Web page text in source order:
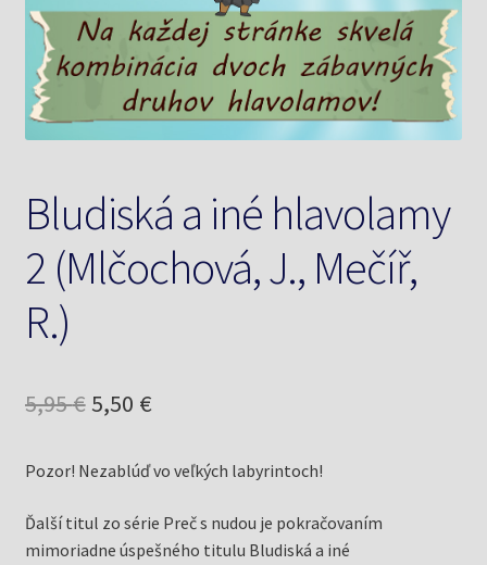
Bludiská a iné hlavolamy
2 (Mlčochová, J., Mečíř,
R.)
5,95€ Pôvodná
bola:
5,95 €.
5,50 €Aktuálna
je:
5,50 €.
Pozor! Nezablúď vo veľkých labyrintoch!
Ďalší titul zo série Preč s nudou je pokračovaním
mimoriadne úspešného titulu Bludiská a iné